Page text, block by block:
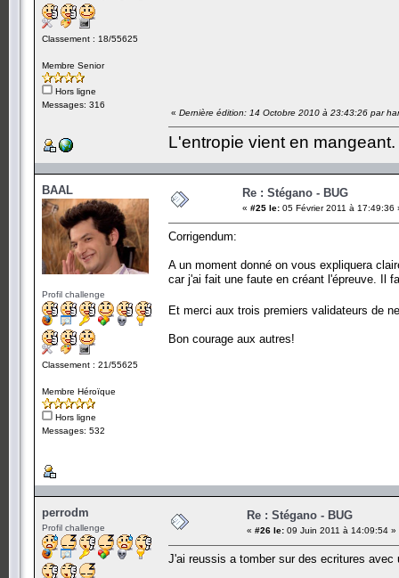
Classement : 18/55625
Membre Senior
Hors ligne
Messages: 316
« Dernière édition: 14 Octobre 2010 à 23:43:26 par
L'entropie vient en mangeant.
BAAL
Profil challenge
Classement : 21/55625
Membre Héroïque
Hors ligne
Messages: 532
Re : Stégano - BUG
« #25 le: 05 Février 2011 à 17:49:36
Corrigendum:
A un moment donné on vous expliquera
car j'ai fait une faute en créant l'épreuve. Il
Et merci aux trois premiers validateurs de
Bon courage aux autres!
perrodm
Profil challenge
Re : Stégano - BUG
« #26 le: 09 Juin 2011 à 14:09:54 »
J'ai reussis a tomber sur des ecritures avec